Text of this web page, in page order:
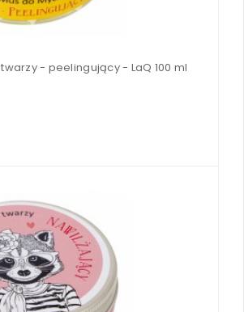
- peelingujący - LaQ 100 ml